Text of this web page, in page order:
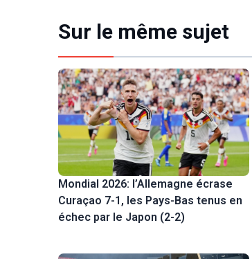
Sur le même sujet
Mondial 2026: l’Allemagne écrase
Curaçao 7-1, les Pays-Bas tenus en
échec par le Japon (2-2)